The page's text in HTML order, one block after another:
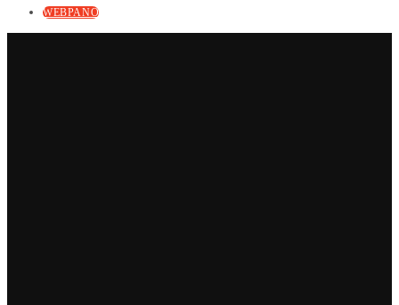
WEBPANO